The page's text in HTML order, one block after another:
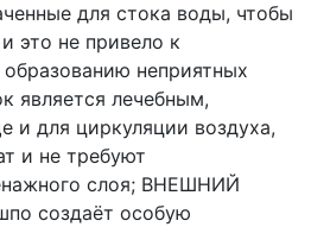
для стока воды, чтобы
это не привело к
неприятных
является лечебным,
и для циркуляции воздуха,
и не требуют
слоя; ВНЕШНИЙ
создаёт особую